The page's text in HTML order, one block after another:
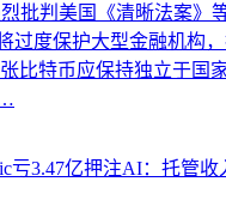
批判美国《清晰法案》
过度保护大型金融机构
比特币应保持独立于国